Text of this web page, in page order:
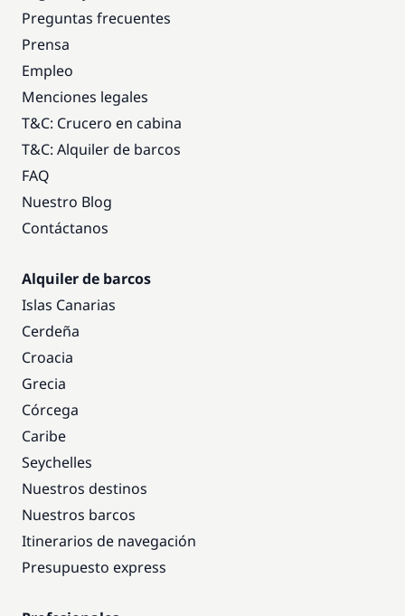
Preguntas frecuentes
Prensa
Empleo
Menciones legales
T&C: Crucero en cabina
T&C: Alquiler de barcos
FAQ
Nuestro Blog
Contáctanos
Alquiler de barcos
Islas Canarias
Cerdeña
Croacia
Grecia
Córcega
Caribe
Seychelles
Nuestros destinos
Nuestros barcos
Itinerarios de navegación
Presupuesto express